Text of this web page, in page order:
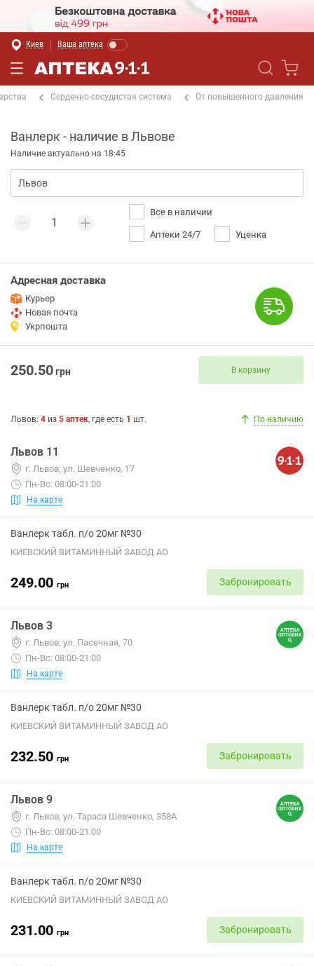
Киев Ваша аптека
Сердечно-сосудистая система От повышенного давления
Ванлерк - наличие в Львове
Наличие актуально на 18:45
Все в наличии
Аптеки 24/7 Уценка
Адресная доставка
Курьер
Новая почта
Укрпошта
250.50грн В корзину
Львов: 4 из 5 аптек, где есть 1 шт. По наличию
Львов 11
г. Львов, ул. Шевченко, 17
Пн-Вс: 08:00-21:00
На карте
Ванлерк табл. п/о 20мг №30
КИЕВСКИЙ ВИТАМИННЫЙ ЗАВОД АО
249.00 грн Забронировать
Львов 3
г. Львов, ул. Пасечная, 70
Пн-Вс: 08:00-21:00
На карте
Ванлерк табл. п/о 20мг №30
КИЕВСКИЙ ВИТАМИННЫЙ ЗАВОД АО
232.50 грн Забронировать
Львов 9
г. Львов, ул. Тараса Шевченко, 358А
Пн-Вс: 08:00-21:00
На карте
Ванлерк табл. п/о 20мг №30
КИЕВСКИЙ ВИТАМИННЫЙ ЗАВОД АО
231.00 грн Забронировать